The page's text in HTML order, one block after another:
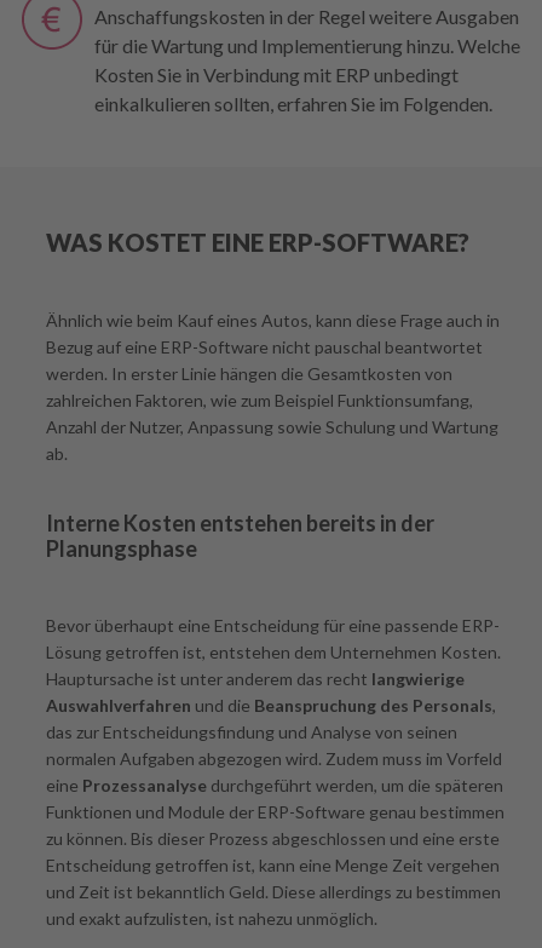
Anschaffungskosten in der Regel weitere Ausgaben
für die Wartung und Implementierung hinzu. Welche
Kosten Sie in Verbindung mit ERP unbedingt
einkalkulieren sollten, erfahren Sie im Folgenden.
WAS KOSTET EINE ERP-SOFTWARE?
Ähnlich wie beim Kauf eines Autos, kann diese Frage auch in
Bezug auf eine ERP-Software nicht pauschal beantwortet
werden. In erster Linie hängen die Gesamtkosten von
zahlreichen Faktoren, wie zum Beispiel Funktionsumfang,
Anzahl der Nutzer, Anpassung sowie Schulung und Wartung
ab.
Interne Kosten entstehen bereits in der
Planungsphase
Bevor überhaupt eine Entscheidung für eine passende ERP-
Lösung getroffen ist, entstehen dem Unternehmen Kosten.
Hauptursache ist unter anderem das recht langwierige
Auswahlverfahren und die Beanspruchung des Personals,
das zur Entscheidungsfindung und Analyse von seinen
normalen Aufgaben abgezogen wird. Zudem muss im Vorfeld
eine Prozessanalysedurchgeführt werden, um die späteren
Funktionen und Module der ERP-Software genau bestimmen
zu können. Bis dieser Prozess abgeschlossen und eine erste
Entscheidung getroffen ist, kann eine Menge Zeit vergehen
und Zeit ist bekanntlich Geld. Diese allerdings zu bestimmen
und exakt aufzulisten, ist nahezu unmöglich.